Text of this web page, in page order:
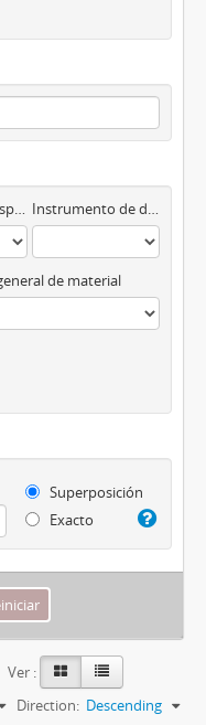
Objeto digital disponibles Instrumento de descripción
de material
Superposición
Exacto
Ver :
Direction: Descending